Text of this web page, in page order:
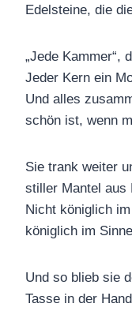
Edelsteine, die
„Jede Kammer“,
Jeder Kern ein
Und alles
schön ist, wenn
Sie trank weiter
stiller Mantel aus
Nicht königlich
königlich im
Und so blieb sie
Tasse in der Hand